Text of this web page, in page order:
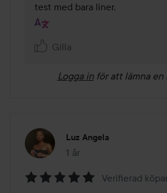
test med bara liner.
Gilla
Logga in för att lämna en
Luz Angela
1 år
Inlägget skapades 1 år
Verifierad